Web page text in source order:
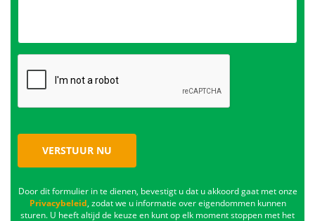
VERSTUUR NU
Door dit formulier in te dienen, bevestigt u dat u akkoord gaat met onze
Privacybeleid, zodat we u informatie over eigendommen kunnen
sturen. U heeft altijd de keuze en kunt op elk moment stoppen met het